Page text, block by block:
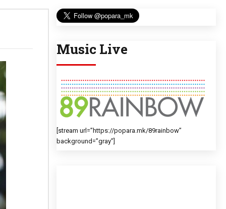
Music Live
[stream url=”https://popara.mk/89rainbow”
background=”gray”]